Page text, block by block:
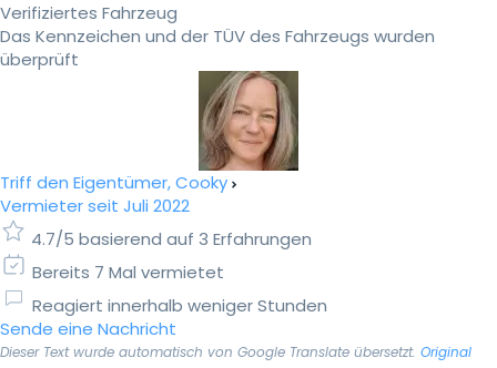
Verifiziertes Fahrzeug
Das Kennzeichen und der TÜV des Fahrzeugs wurden
überprüft
Triff den Eigentümer, Cooky
Vermieter seit Juli 2022
4.7/5 basierend auf 3 Erfahrungen
Bereits 7 Mal vermietet
Reagiert innerhalb weniger Stunden
Sende eine Nachricht
Dieser Text wurde automatisch von Google Translate übersetzt. Original